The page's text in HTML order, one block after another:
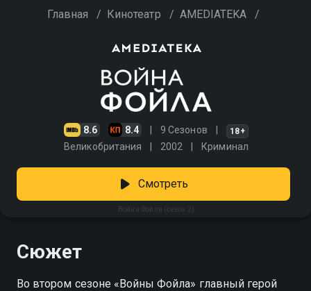
Главная / Кинотеатр / AMEDIATEKA /
8.6 8.4 9 Сезонов 18+
Великобритания 2002 Криминал
Война Фойла (сезон 2)
Смотреть
Сюжет
Во втором сезоне «Войны Фойла» главный герой